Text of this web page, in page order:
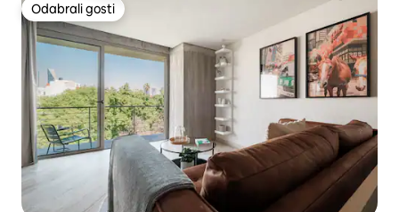
Odabrali gosti
Odabrali gosti